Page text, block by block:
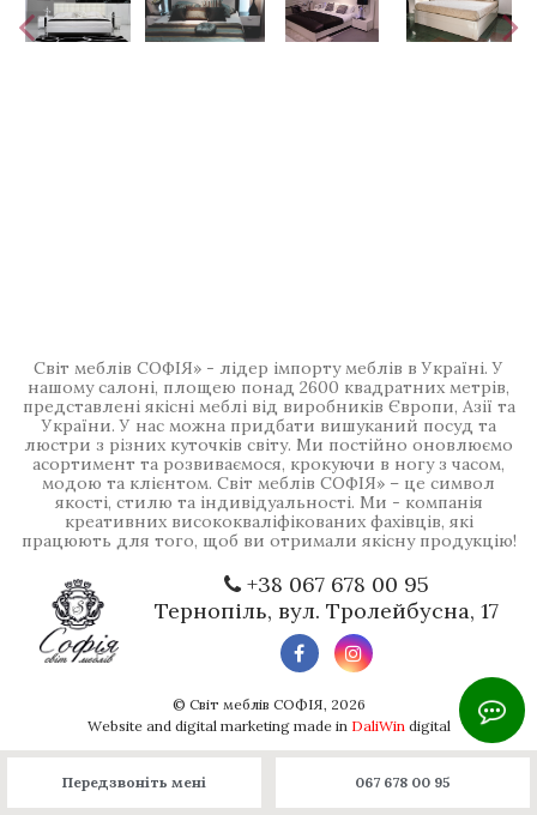
Передзвоніть мені 067 678 00 95
Світ меблів СОФІЯ» - лідер імпорту меблів в Україні. У
нашому салоні, площею понад 2600 квадратних метрів,
представлені якісні меблі від виробників Європи, Азії та
України. У нас можна придбати вишуканий посуд та
люстри з різних куточків світу. Ми постійно оновлюємо
асортимент та розвиваємося, крокуючи в ногу з часом,
модою та клієнтом. Світ меблів СОФІЯ» – це символ
якості, стилю та індивідуальності. Ми - компанія
креативних висококваліфікованих фахівців, які
працюють для того, щоб ви отримали якісну продукцію!
+38 067 678 00 95
Тернопіль, вул. Тролейбусна, 17
© Світ меблів СОФІЯ, 2026
Website and digital marketing made in DaliWindigital